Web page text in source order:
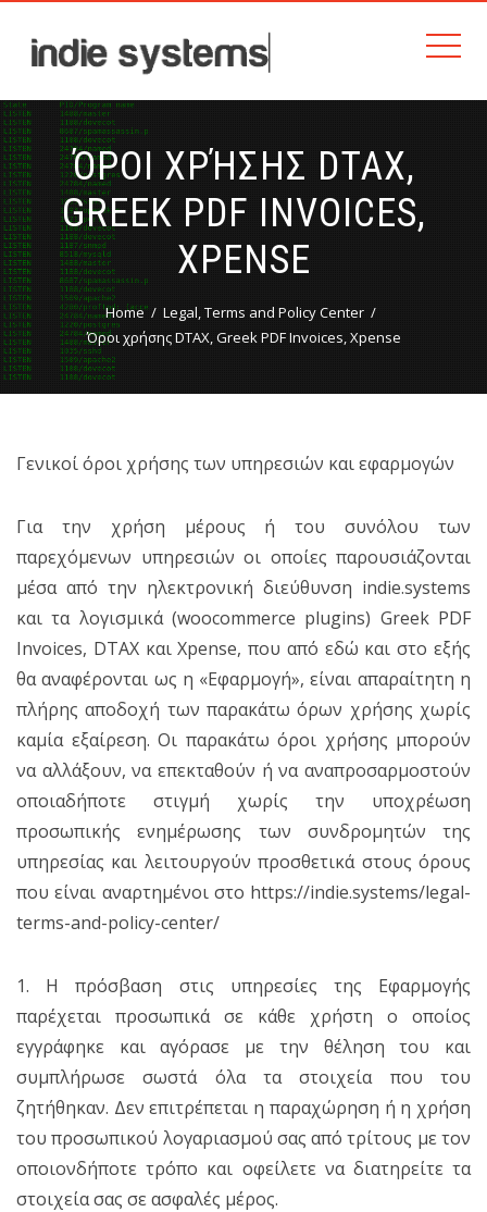
ΌΡΟΙ ΧΡΉΣΗΣ DTAX,
GREEK PDF INVOICES,
XPENSE
Home
Legal, Terms and Policy Center
Όροι χρήσης DTAX, Greek PDF Invoices, Xpense
Γενικοί όροι χρήσης των υπηρεσιών και εφαρμογών
Για την χρήση μέρους ή του συνόλου των
παρεχόμενων υπηρεσιών οι οποίες παρουσιάζονται
μέσα από την ηλεκτρονική διεύθυνση indie.systems
και τα λογισμικά (woocommerce plugins) Greek PDF
Invoices, DTAX και Xpense, που από εδώ και στο εξής
θα αναφέρονται ως η «Εφαρμογή», είναι απαραίτητη η
πλήρης αποδοχή των παρακάτω όρων χρήσης χωρίς
καμία εξαίρεση. Οι παρακάτω όροι χρήσης μπορούν
να αλλάξουν, να επεκταθούν ή να αναπροσαρμοστούν
οποιαδήποτε στιγμή χωρίς την υποχρέωση
προσωπικής ενημέρωσης των συνδρομητών της
υπηρεσίας και λειτουργούν προσθετικά στους όρους
που είναι αναρτημένοι στο https://indie.systems/legal-
terms-and-policy-center/
1. Η πρόσβαση στις υπηρεσίες της Εφαρμογής
παρέχεται προσωπικά σε κάθε χρήστη ο οποίος
εγγράφηκε και αγόρασε με την θέληση του και
συμπλήρωσε σωστά όλα τα στοιχεία που του
ζητήθηκαν. Δεν επιτρέπεται η παραχώρηση ή η χρήση
του προσωπικού λογαριασμού σας από τρίτους με τον
οποιονδήποτε τρόπο και οφείλετε να διατηρείτε τα
στοιχεία σας σε ασφαλές μέρος.